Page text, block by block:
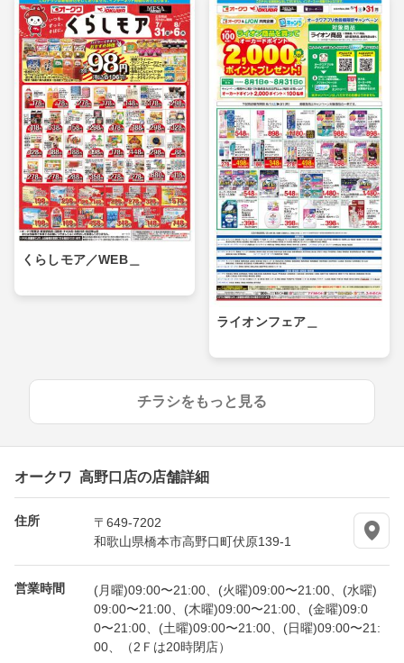
くらしモア／WEB＿
ライオンフェア＿
チラシをもっと見る
オークワ 高野口店の店舗詳細
住所
〒649-7202
和歌山県橋本市高野口町伏原139-1
営業時間
(月曜)09:00〜21:00、(火曜)09:00〜21:00、(水曜)
09:00〜21:00、(木曜)09:00〜21:00、(金曜)09:0
0〜21:00、(土曜)09:00〜21:00、(日曜)09:00〜21:
00、（2Ｆは20時閉店）